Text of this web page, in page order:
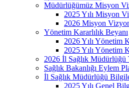
Müdürlüğümüz Misyon
2025 Yılı Misyon
2026 Misyon
Yönetim Kararlılık Beyanı
2026 Yılı Yönetim
2025 Yılı Yönetim
2026 İl Sağlık Müdürlüğü
Sağlık Bakanlığı Eylem
İl Sağlık Müdürlüğü
2025 Yılı Genel